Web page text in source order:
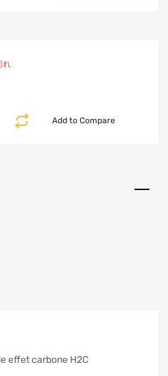
れ
Add to Compare
effet carbone H2C